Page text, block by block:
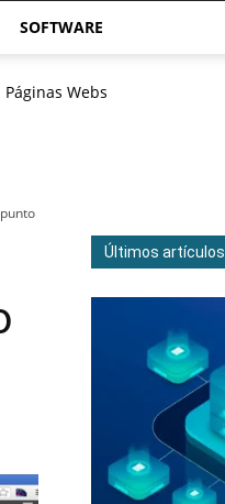
SOFTWARE
Últimos artículos